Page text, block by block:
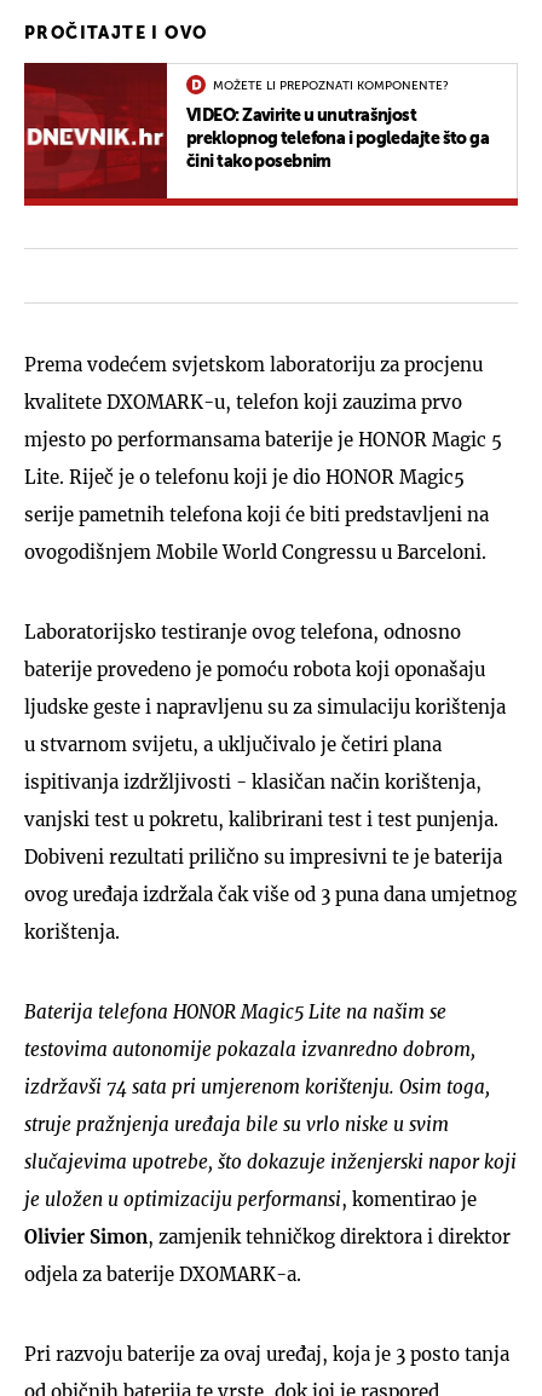
PROČITAJTE I OVO
MOŽETE LI PREPOZNATI KOMPONENTE?
VIDEO: Zavirite u unutrašnjost
preklopnog telefona i pogledajte što ga
čini tako posebnim
Prema vodećem svjetskom laboratoriju za procjenu
kvalitete DXOMARK-u, telefon koji zauzima prvo
mjesto po performansama baterije je HONOR Magic 5
Lite. Riječ je o telefonu koji je dio HONOR Magic5
serije pametnih telefona koji će biti predstavljeni na
ovogodišnjem Mobile World Congressu u Barceloni.
Laboratorijsko testiranje ovog telefona, odnosno
baterije provedeno je pomoću robota koji oponašaju
ljudske geste i napravljenu su za simulaciju korištenja
u stvarnom svijetu, a uključivalo je četiri plana
ispitivanja izdržljivosti - klasičan način korištenja,
vanjski test u pokretu, kalibrirani test i test punjenja.
Dobiveni rezultati prilično su impresivni te je baterija
ovog uređaja izdržala čak više od 3 puna dana umjetnog
korištenja.
Baterija telefona HONOR Magic5 Lite na našim se
testovima autonomije pokazala izvanredno dobrom,
izdržavši 74 sata pri umjerenom korištenju. Osim toga,
struje pražnjenja uređaja bile su vrlo niske u svim
slučajevima upotrebe, što dokazuje inženjerski napor koji
je uložen u optimizaciju performansi, komentirao je
Olivier Simon, zamjenik tehničkog direktora i direktor
odjela za baterije DXOMARK-a.
Pri razvoju baterije za ovaj uređaj, koja je 3 posto tanja
od običnih baterija te vrste, dok joj je raspored